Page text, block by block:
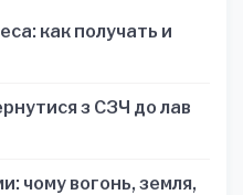
как получать и
з СЗЧ до лав
чому вогонь, земля,